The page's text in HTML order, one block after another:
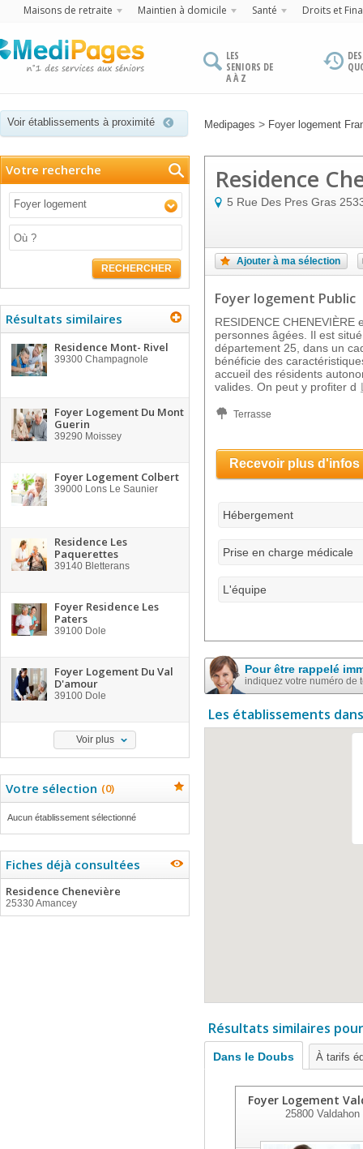
Maisons de retraite Maintien à domicile Santé Droits et
LES
SENIORS DE
A À Z
Voir établissements à proximité Medipages > Foyer logement
Votre recherche
Foyer logement
RECHERCHER
Résultats similaires
Residence Mont- Rivel
39300 Champagnole
Foyer Logement Du Mont
Guerin
39290 Moissey
Foyer Logement Colbert
39000 Lons Le Saunier
Residence Les
Paquerettes
39140 Bletterans
Foyer Residence Les
Paters
39100 Dole
Foyer Logement Du Val
D'amour
39100 Dole
Voir plus
Votre sélection (0)
Aucun établissement sélectionné
Fiches déjà consultées
Residence Chenevière
25330 Amancey
Residence
5 Rue Des Pres Gras
Ajouter à ma sélection
Foyer logement Public
RESIDENCE
personnes âgées. Il est
département 25, dans un
bénéficie des
accueil des résidents
valides. On peut y profiter d
Terrasse
Recevoir plus d'infos
Hébergement
Prise en charge médicale
L'équipe
Pour être rappelé
indiquez votre numéro de
Les établissements
Résultats similaires
Dans le Doubs À tarifs
Foyer Logement
25800Valdahon